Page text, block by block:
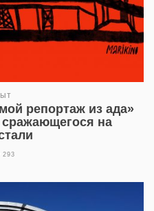
репортаж из ада»
на
293